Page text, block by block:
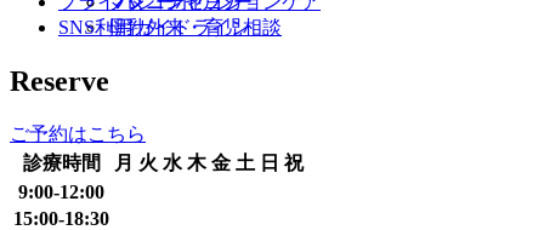
母乳外来・育児相談
SNS利用ガイドライン
Reserve
ご予約はこちら
診療時間
月 火 水 木 金 土 日 祝
9:00-12:00
15:00-18:30